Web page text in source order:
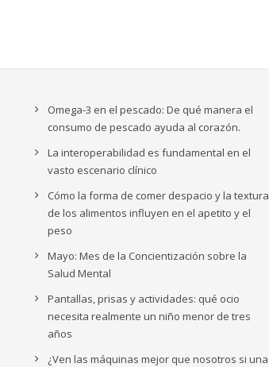
Omega-3 en el pescado: De qué manera el
consumo de pescado ayuda al corazón.
La interoperabilidad es fundamental en el
vasto escenario clínico
Cómo la forma de comer despacio y la textura
de los alimentos influyen en el apetito y el
peso
Mayo: Mes de la Concientización sobre la
Salud Mental
Pantallas, prisas y actividades: qué ocio
necesita realmente un niño menor de tres
años
¿Ven las máquinas mejor que nosotros si una